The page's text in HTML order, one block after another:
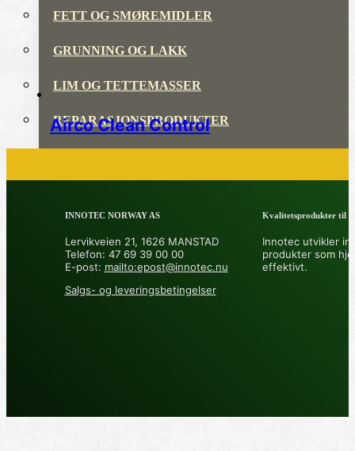
FETT OG SMØREMIDLER
GRUNNING OG LAKK
LIM OG TETTEMASSER
REPARASJONSPRODUKTER
ADDITIVER
VERKTØY OG TILBEHØR
Airco Clean Control
INNOTEC NORWAY AS
Lervikveien 21, 1626 MANSTAD
Telefon: 47 69 39 00 00
E-post: mailto:epost@innotec.nu
Salgs- og leveringsbetingelser
Kvalitetsprodukter til å
Innotec utvikler
produkter som
effektivt.